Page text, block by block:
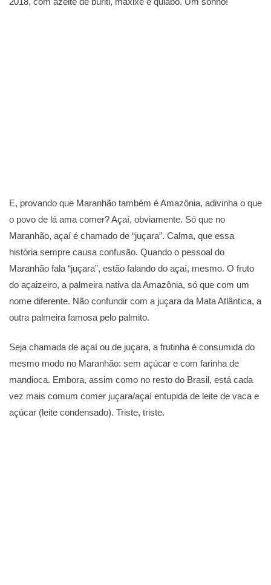
E, provando que Maranhão também é Amazônia, adivinha o que
o povo de lá ama comer? Açaí, obviamente. Só que no
Maranhão, açaí é chamado de “juçara”. Calma, que essa
história sempre causa confusão. Quando o pessoal do
Maranhão fala “juçara”, estão falando do açaí, mesmo. O fruto
do açaizeiro, a palmeira nativa da Amazônia, só que com um
nome diferente. Não confundir com a juçara da Mata Atlântica, a
outra palmeira famosa pelo palmito.
Seja chamada de açaí ou de juçara, a frutinha é consumida do
mesmo modo no Maranhão: sem açúcar e com farinha de
mandioca. Embora, assim como no resto do Brasil, está cada
vez mais comum comer juçara/açaí entupida de leite de vaca e
açúcar (leite condensado). Triste, triste.